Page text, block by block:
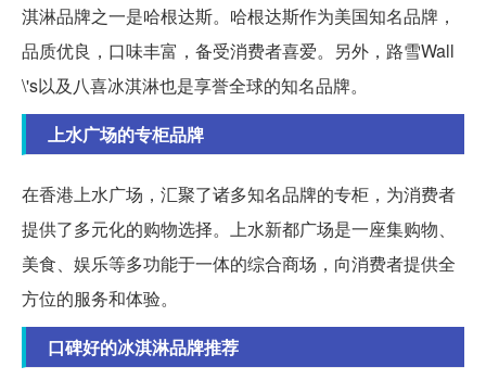
淇淋品牌之一是哈根达斯。哈根达斯作为美国知名品牌，
品质优良，口味丰富，备受消费者喜爱。另外，路雪Wall
\'s以及八喜冰淇淋也是享誉全球的知名品牌。
上水广场的专柜品牌
在香港上水广场，汇聚了诸多知名品牌的专柜，为消费者
提供了多元化的购物选择。上水新都广场是一座集购物、
美食、娱乐等多功能于一体的综合商场，向消费者提供全
方位的服务和体验。
口碑好的冰淇淋品牌推荐